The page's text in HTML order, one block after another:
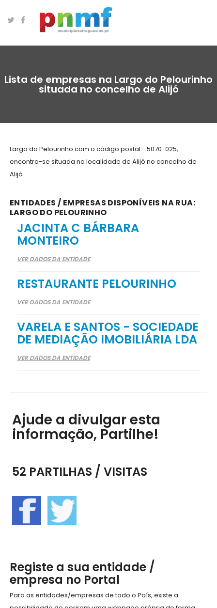
Lista de empresas na Largo do Pelourinho
situada no concelho de Alijó
Largo do Pelourinho com o código postal - 5070-025,
encontra-se situada na localidade de Alijó no concelho de
Alijó
ENTIDADES / EMPRESAS DISPONÍVEIS NA RUA:
LARGO DO PELOURINHO
JACINTA C BÁRBARA
MONTEIRO
VER DADOS DA ENTIDADE
RESTAURANTE PELOURINHO
VER DADOS DA ENTIDADE
VARELA E SANTOS - SOCIEDADE
DE MEDIAÇÃO IMOBILIÁRIA LDA
VER DADOS DA ENTIDADE
Ajude a divulgar esta
informação, Partilhe!
52 PARTILHAS / VISITAS
Registe a sua entidade /
empresa no Portal
Para as entidades/empresas de todo o País, existe a